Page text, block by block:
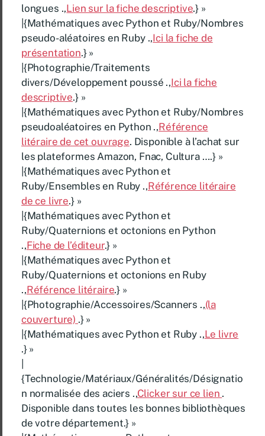
longues .,Lien sur la fiche descriptive.} »
|{Mathématiques avec Python et Ruby/Nombres
pseudo-aléatoires en Ruby .,Ici la fiche de
présentation.} »
|{Photographie/Traitements
divers/Développement poussé .,Ici la fiche
descriptive.} »
|{Mathématiques avec Python et Ruby/Nombres
pseudoaléatoires en Python .,Référence
litéraire de cet ouvrage. Disponible à l’achat sur
les plateformes Amazon, Fnac, Cultura ….} »
|{Mathématiques avec Python et
Ruby/Ensembles en Ruby .,Référence litéraire
de ce livre.} »
|{Mathématiques avec Python et
Ruby/Quaternions et octonions en Python
.,Fiche de l’éditeur.} »
|{Mathématiques avec Python et
Ruby/Quaternions et octonions en Ruby
.,Référence litéraire.} »
|{Photographie/Accessoires/Scanners .,(la
couverture) .} »
|{Mathématiques avec Python et Ruby .,Le livre
.} »
{Technologie/Matériaux/Généralités/Désignatio
n normalisée des aciers .,Clicker sur ce lien .
Disponible dans toutes les bonnes bibliothèques
de votre département.} »